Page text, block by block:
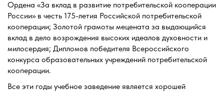
Ордена «За вклад в развитие потребительской кооперации
России» в честь 175-летия Российской потребительской
кооперации; Золотой грамоты мецената за выдающийся
вклад в дело возрождения высоких идеалов духовности и
милосердия; Дипломов победителя Всероссийского
конкурса образовательных учреждений потребительской
кооперации.
Все эти годы учебное заведение является хорошей